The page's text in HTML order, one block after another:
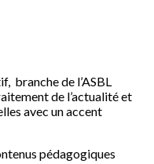
branche de l’ASBL
de l’actualité et
avec un accent
pédagogiques